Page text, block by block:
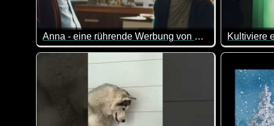
Anna - eine rührende Werbung von SATURN
Was er sieht, verändert seine Welt. Und damit auch
Kultiviere
Ein süßer